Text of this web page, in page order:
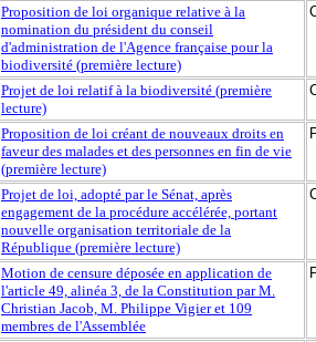
Proposition de loi organique relative à la
nomination du président du conseil
d'administration de l'Agence française pour la
biodiversité (première lecture)
Projet de loi relatif à la biodiversité (première
lecture)
Proposition de loi créant de nouveaux droits en
faveur des malades et des personnes en fin de vie
(première lecture)
Projet de loi, adopté par le Sénat, après
engagement de la procédure accélérée, portant
nouvelle organisation territoriale de la
République (première lecture)
Motion de censure déposée en application de
l'article 49, alinéa 3, de la Constitution par M.
Christian Jacob, M. Philippe Vigier et 109
membres de l'Assemblée